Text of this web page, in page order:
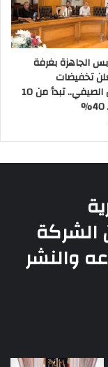
الجاهزة بغرفة
تخفيضات
الأوكازيون الصيفي.. تبدأ من 10
الشركة
والنشر